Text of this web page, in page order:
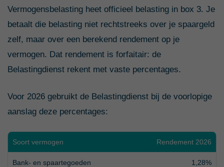
Vermogensbelasting heet officieel belasting in box 3. Je
betaalt die belasting niet rechtstreeks over je spaargeld
zelf, maar over een berekend rendement op je
vermogen. Dat rendement is forfaitair: de
Belastingdienst rekent met vaste percentages.
Voor 2026 gebruikt de Belastingdienst bij de voorlopige
aanslag deze percentages:
Soort vermogen Rendement 2026
Bank- en spaartegoeden 1,28%